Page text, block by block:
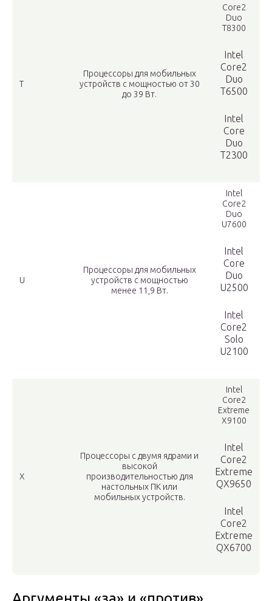
Т
Процессоры для мобильных
устройств с мощностью от 30
до 39 Вт.
Core2
Duo
T8300
Intel
Core2
Duo
T6500
Intel
Core
Duo
T2300
U
Процессоры для мобильных
устройств с мощностью
менее 11,9 Вт.
Intel
Core2
Duo
U7600
Intel
Core
Duo
U2500
Intel
Core2
Solo
U2100
X
Процессоры с двумя ядрами и
высокой
производительностью для
настольных ПК или
мобильных устройств.
Intel
Core2
Extreme
X9100
Intel
Core2
Extreme
QX9650
Intel
Core2
Extreme
QX6700